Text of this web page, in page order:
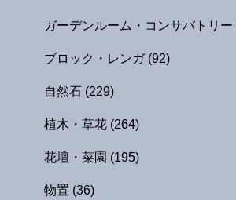
ガーデンルーム・コンサバトリー
ブロック・レンガ (92)
自然石 (229)
植木・草花 (264)
花壇・菜園 (195)
物置 (36)